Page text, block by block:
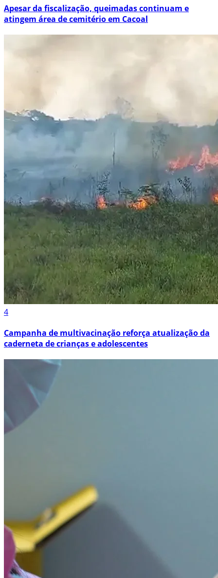
Apesar da fiscalização, queimadas continuam e
atingem área de cemitério em Cacoal
4
Campanha de multivacinação reforça atualização da
caderneta de crianças e adolescentes